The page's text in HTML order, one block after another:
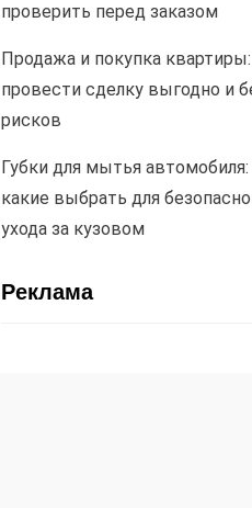
проверить перед заказом
Продажа и покупка
провести сделку выгодно и
рисков
Губки для мытья автомобиля:
какие выбрать для
ухода за кузовом
Реклама